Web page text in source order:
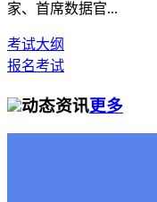
家、首席数据官...
考试大纲
报名考试
动态资讯更多